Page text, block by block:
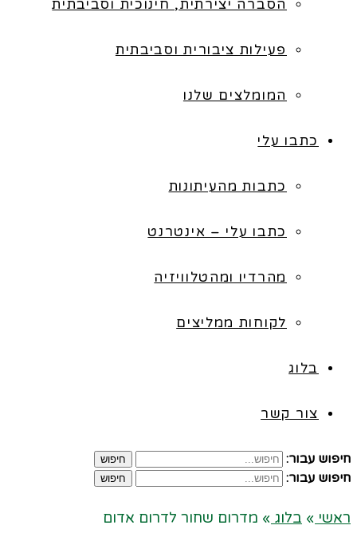
הסברה יצירתית, חינוכית וסביבתית
פעילות ציבורית וסביבתית
המומלצים שלנו
כתבו עלי
כתבות מהעיתונות
כתבו עלי – אינטרנט
מהרדיו ומהטלוויזיה
לקוחות ממליצים
בלוג
צור קשר
חיפוש עבור: חיפוש
חיפוש עבור: חיפוש
ראשי » בלוג » מדרום שחור לדרום אדום